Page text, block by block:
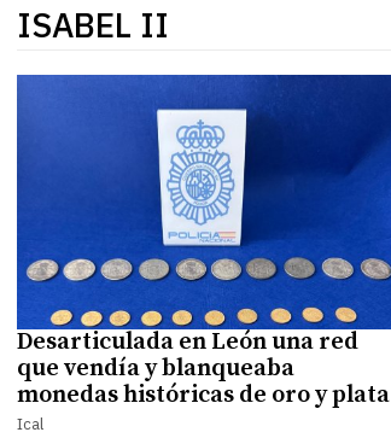
ISABEL II
Desarticulada en León una red
que vendía y blanqueaba
monedas históricas de oro y plata
Ical